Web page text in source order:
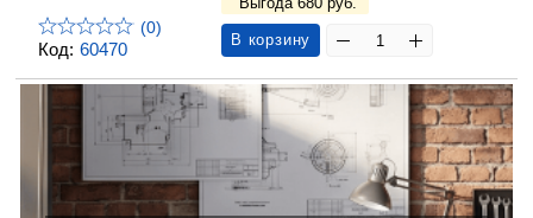
Код: 60470
(0)
В корзину